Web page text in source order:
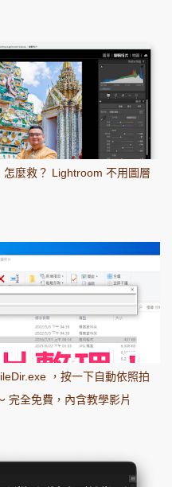
麼救？ Lightroom 不用圖層
，按一下自動依照拍
完全免費，內含教學影片